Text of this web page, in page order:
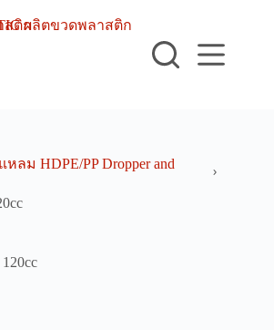
ม HDPE/PP Dropper and